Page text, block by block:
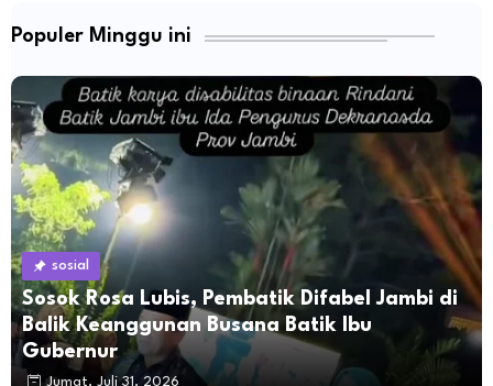
Populer Minggu ini
sosial
Sosok Rosa Lubis, Pembatik Difabel Jambi di
Balik Keanggunan Busana Batik Ibu
Gubernur
Jumat, Juli 31, 2026